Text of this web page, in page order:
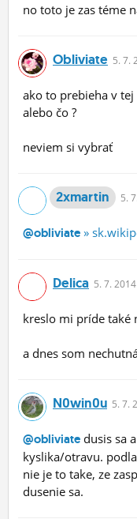
no toto je zas téme
Obliviate 5. 7.
ako to prebieha v
alebo čo ?
neviem si vybrať
2xmartin 5. 7.
@obliviate »
Delica 5. 7.
kreslo mi príde také
a dnes som
N0win0u 5. 7.
@obliviate dusis sa
kyslika/otravu.
nie je to take, ze
dusenie sa.